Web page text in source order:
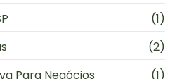
(1)
(2)
Para Negócios
(1)